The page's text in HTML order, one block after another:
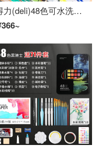
得力(deli)48色可水洗水彩笔 易握粗三角 学生儿童涂色颜色马克笔画笔套装文具美术用品33986-48